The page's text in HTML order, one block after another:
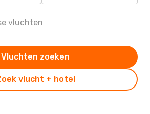
vluchten
vlucht + hotel
Vluchten zoeken